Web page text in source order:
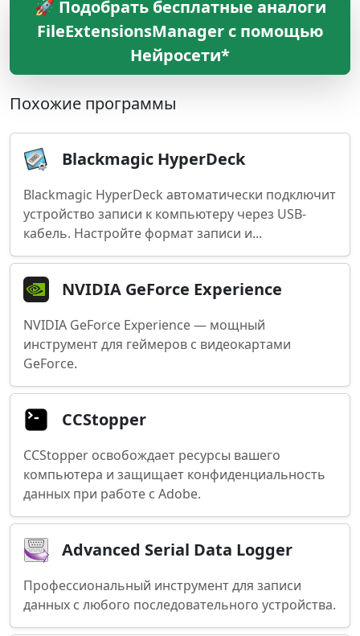
🚀 Подобрать бесплатные аналоги
FileExtensionsManager с помощью
Нейросети*
Похожие программы
Blackmagic HyperDeck
Blackmagic HyperDeck автоматически подключит
устройство записи к компьютеру через USB-
кабель. Настройте формат записи и...
NVIDIA GeForce Experience
NVIDIA GeForce Experience — мощный
инструмент для геймеров с видеокартами
GeForce.
CCStopper
CCStopper освобождает ресурсы вашего
компьютера и защищает конфиденциальность
данных при работе с Adobe.
Advanced Serial Data Logger
Профессиональный инструмент для записи
данных с любого последовательного устройства.